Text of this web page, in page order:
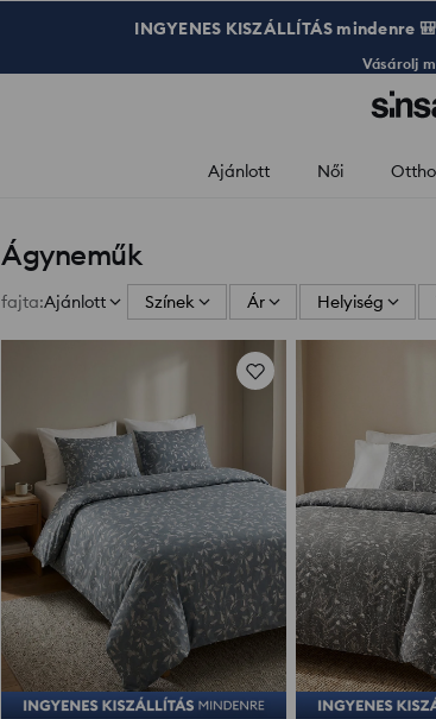
INGYENES KISZÁLLÍTÁS mindenre
Vásárolj
Ajánlott Női
Ágyneműk
fajta:Ajánlott Színek Ár Helyiség